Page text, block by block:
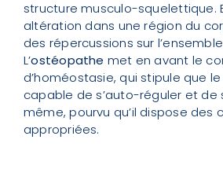
structure musculo-squelettique.
altération dans une région du
des répercussions sur
L’ostéopathe met en avant le
d’homéostasie, qui stipule que
capable de s’auto-réguler et de
même, pourvu qu’il dispose des
appropriées.